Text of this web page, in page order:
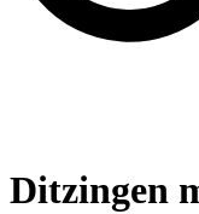
Ditzingen